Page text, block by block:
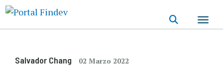
Salvador Chang 02 Marzo 2022